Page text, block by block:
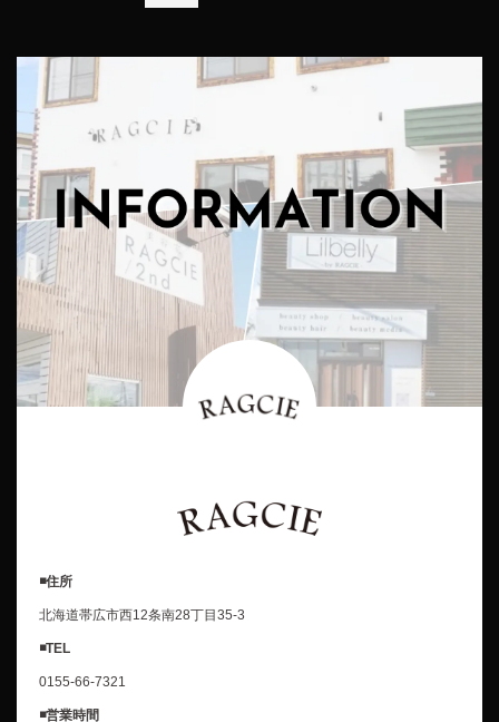
◾️住所
北海道帯広市西12条南28丁目35-3
◾️TEL
0155-66-7321
◾️営業時間